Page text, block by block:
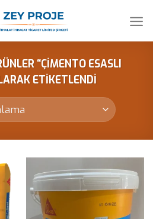
“ÇIMENTO ESASLI
ETIKETLENDI